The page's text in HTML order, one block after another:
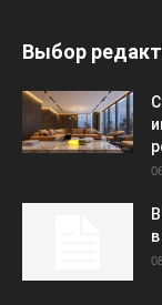
Выбор